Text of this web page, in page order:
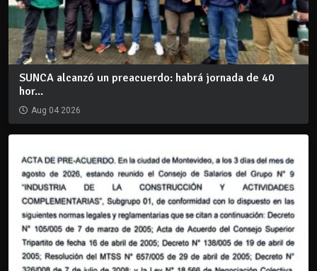
SUNCA alcanzó un preacuerdo: habrá jornada de 40
hor...
Aug 04 2026